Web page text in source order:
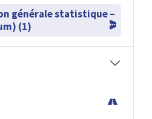
générale statistique –
(1)